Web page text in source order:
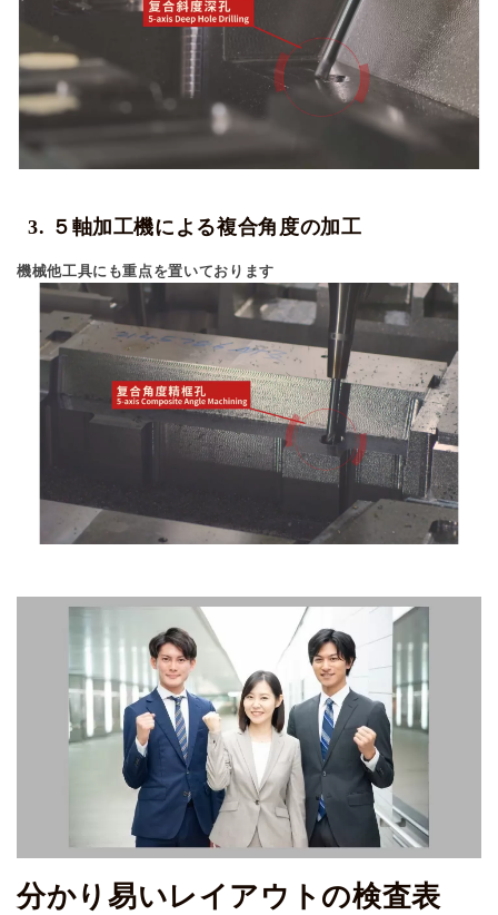
3. ５軸加工機による複合角度の加工
機械他工具にも重点を置いております
分かり易いレイアウトの検査表